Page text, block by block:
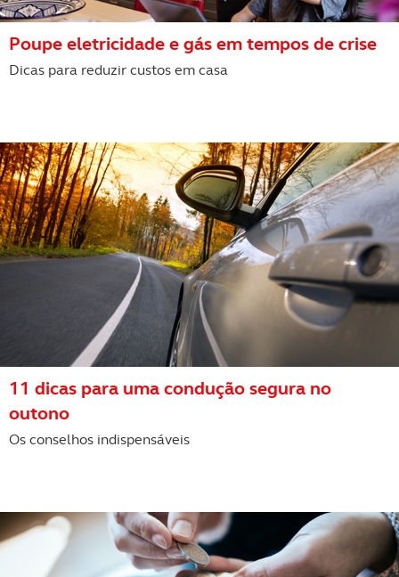
Poupe eletricidade e gás em tempos de crise
Dicas para reduzir custos em casa
11 dicas para uma condução segura no
outono
Os conselhos indispensáveis